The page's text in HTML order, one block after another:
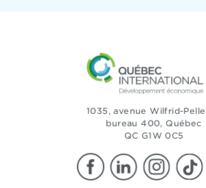
1035, avenue Wilfrid-
bureau 400, Québec
QC G1W 0C5